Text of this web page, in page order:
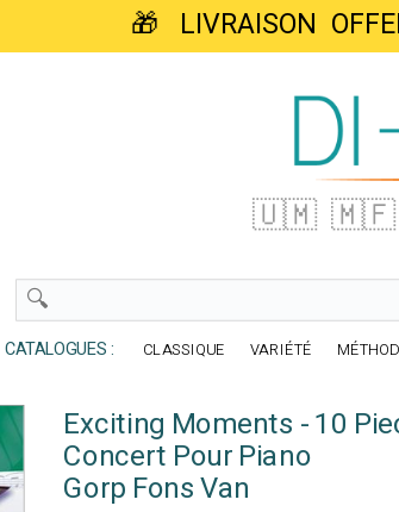
🎁 LIVRAISON
🇺🇲 🇲🇫
CATALOGUES : CLASSIQUE VARIÉTÉ
Exciting Moments - 10
Concert Pour Piano
Gorp Fons Van